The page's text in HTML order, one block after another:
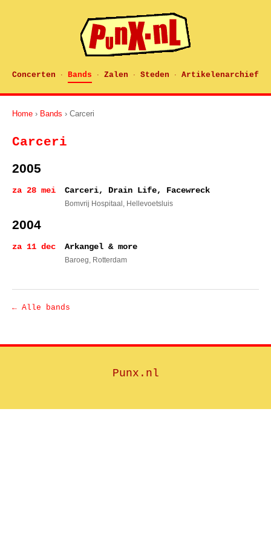
Concerten · Bands · Zalen · Steden · Artikelenarchief
Home › Bands › Carceri
Carceri
2005
za 28 mei Carceri, Drain Life, Facewreck
Bomvrij Hospitaal , Hellevoetsluis
2004
za 11 dec Arkangel & more
Baroeg, Rotterdam
← Alle bands
Punx.nl